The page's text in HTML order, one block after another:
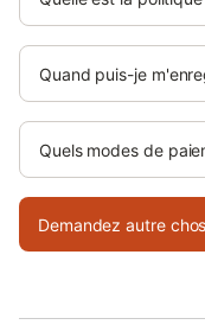
Quand puis-je
Quels modes de
Demandez autre